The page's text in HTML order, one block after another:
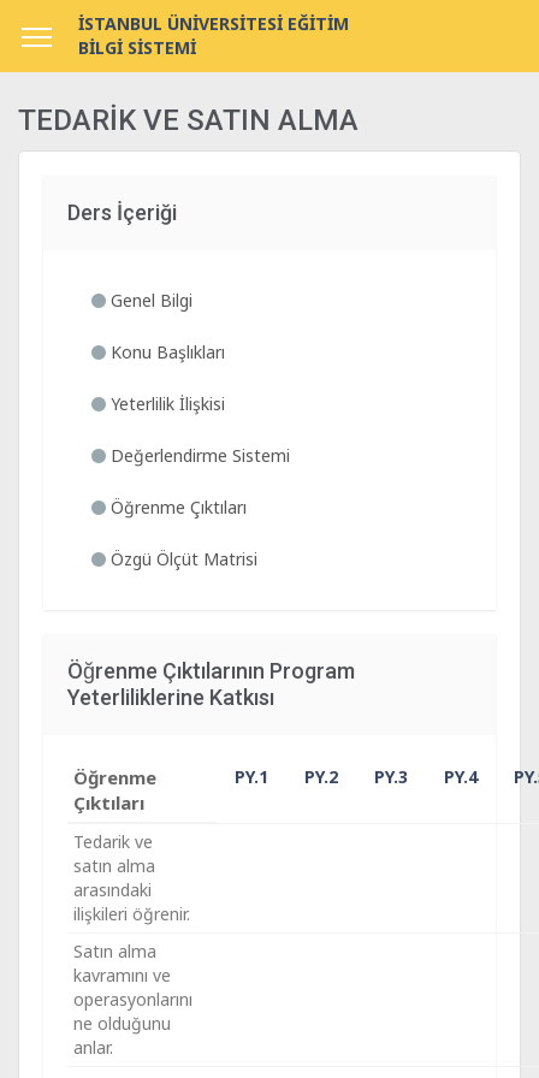
İSTANBUL ÜNİVERSİTESİ EĞİTİM
BİLGİ SİSTEMİ
TEDARİK VE SATIN ALMA
Ders İçeriği
Genel Bilgi
Konu Başlıkları
Yeterlilik İlişkisi
Değerlendirme Sistemi
Öğrenme Çıktıları
Özgü Ölçüt Matrisi
Öğrenme Çıktılarının Program
Yeterliliklerine Katkısı
Öğrenme
Çıktıları
PY.1 PY.2 PY.3 PY.4
Tedarik ve
satın alma
arasındaki
ilişkileri öğrenir.
Satın alma
kavramını ve
operasyonlarını
ne olduğunu
anlar.